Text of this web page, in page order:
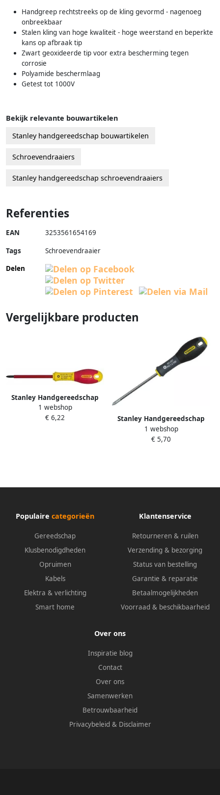
Handgreep rechtstreeks op de kling gevormd - nagenoeg
onbreekbaar
Stalen kling van hoge kwaliteit - hoge weerstand en beperkte
kans op afbraak tip
Zwart geoxideerde tip voor extra bescherming tegen
corrosie
Polyamide beschermlaag
Getest tot 1000V
Bekijk relevante bouwartikelen
Stanley handgereedschap bouwartikelen
Schroevendraaiers
Stanley handgereedschap schroevendraaiers
Referenties
EAN 3253561654169
Tags
Schroevendraaier
Delen
Vergelijkbare producten
Stanley Handgereedschap
FatMax Schroevendraaier
Phillips VDE PH2 X 125mm 0-
1 webshop
€ 6,22
Stanley Handgereedschap
Stanley FatMax
Schroevendraaier Phillips
1 webshop
€ 5,70
Populaire categorieën
Gereedschap
Klusbenodigdheden
Opruimen
Kabels
Elektra & verlichting
Smart home
Klantenservice
Retourneren & ruilen
Verzending & bezorging
Status van bestelling
Garantie & reparatie
Betaalmogelijkheden
Voorraad & beschikbaarheid
Over ons
Inspiratie blog
Contact
Over ons
Samenwerken
Betrouwbaarheid
Privacybeleid & Disclaimer